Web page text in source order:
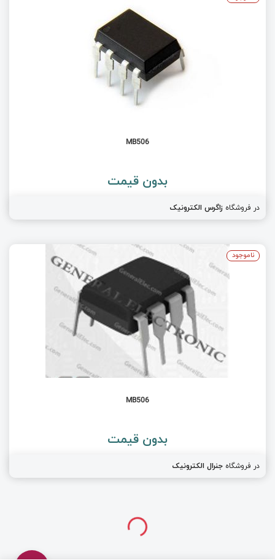
MB506
بدون قیمت
در فروشگاه زاگرس الکترونیک
MB506
بدون قیمت
در فروشگاه جنرال الکترونیک
ناموجود